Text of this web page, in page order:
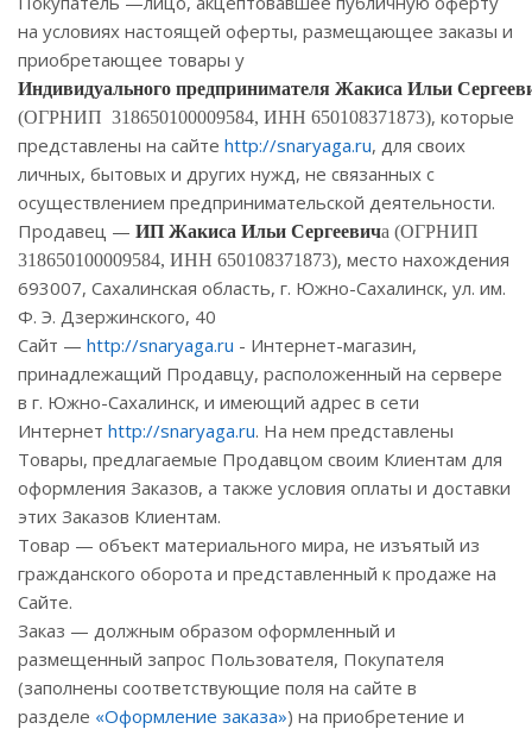
на условиях настоящей оферты, размещающее заказы и
приобретающее товары у
Индивидуального предпринимателя Жакиса Ильи
(ОГРНИП 318650100009584, ИНН 650108371873), которые
представлены на сайте http://snaryaga.ru, для своих
личных, бытовых и других нужд, не связанных с
осуществлением предпринимательской деятельности.
Продавец — ИП Жакиса Ильи Сергеевича (ОГРНИП
318650100009584, ИНН 650108371873), место нахождения
693007, Сахалинская область, г. Южно-Сахалинск, ул. им.
Ф. Э. Дзержинского, 40
Сайт — http://snaryaga.ru - Интернет-магазин,
принадлежащий Продавцу, расположенный на сервере
в г. Южно-Сахалинск, и имеющий адрес в сети
Интернет http://snaryaga.ru. На нем представлены
Товары, предлагаемые Продавцом своим Клиентам для
оформления Заказов, а также условия оплаты и доставки
этих Заказов Клиентам.
Товар — объект материального мира, не изъятый из
гражданского оборота и представленный к продаже на
Сайте.
Заказ — должным образом оформленный и
размещенный запрос Пользователя, Покупателя
(заполнены соответствующие поля на сайте в
разделе «Оформление заказа») на приобретение и